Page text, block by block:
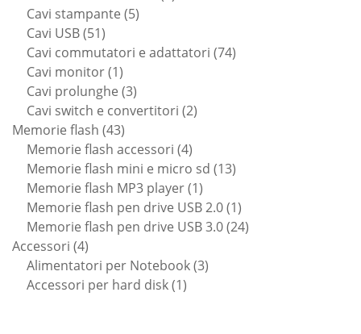
Cavi stampante 55
Cavi USB 5151
prodotti
Cavi commutatori e adattatori 7474
Cavi monitor 11
prodotto
Cavi prolunghe 33
prodotti
Cavi switch e convertitori 22
Memorie flash 4343
prodotti
Memorie flash accessori 44
prodotti
Memorie flash mini e micro sd 1313
Memorie flash MP3 player 11
prodotto
Memorie flash pen drive USB 2.0 11
prodotto
Memorie flash pen drive USB 3.0 2424
Accessori 44
prodotti
Alimentatori per Notebook 33
Accessori per hard disk 11